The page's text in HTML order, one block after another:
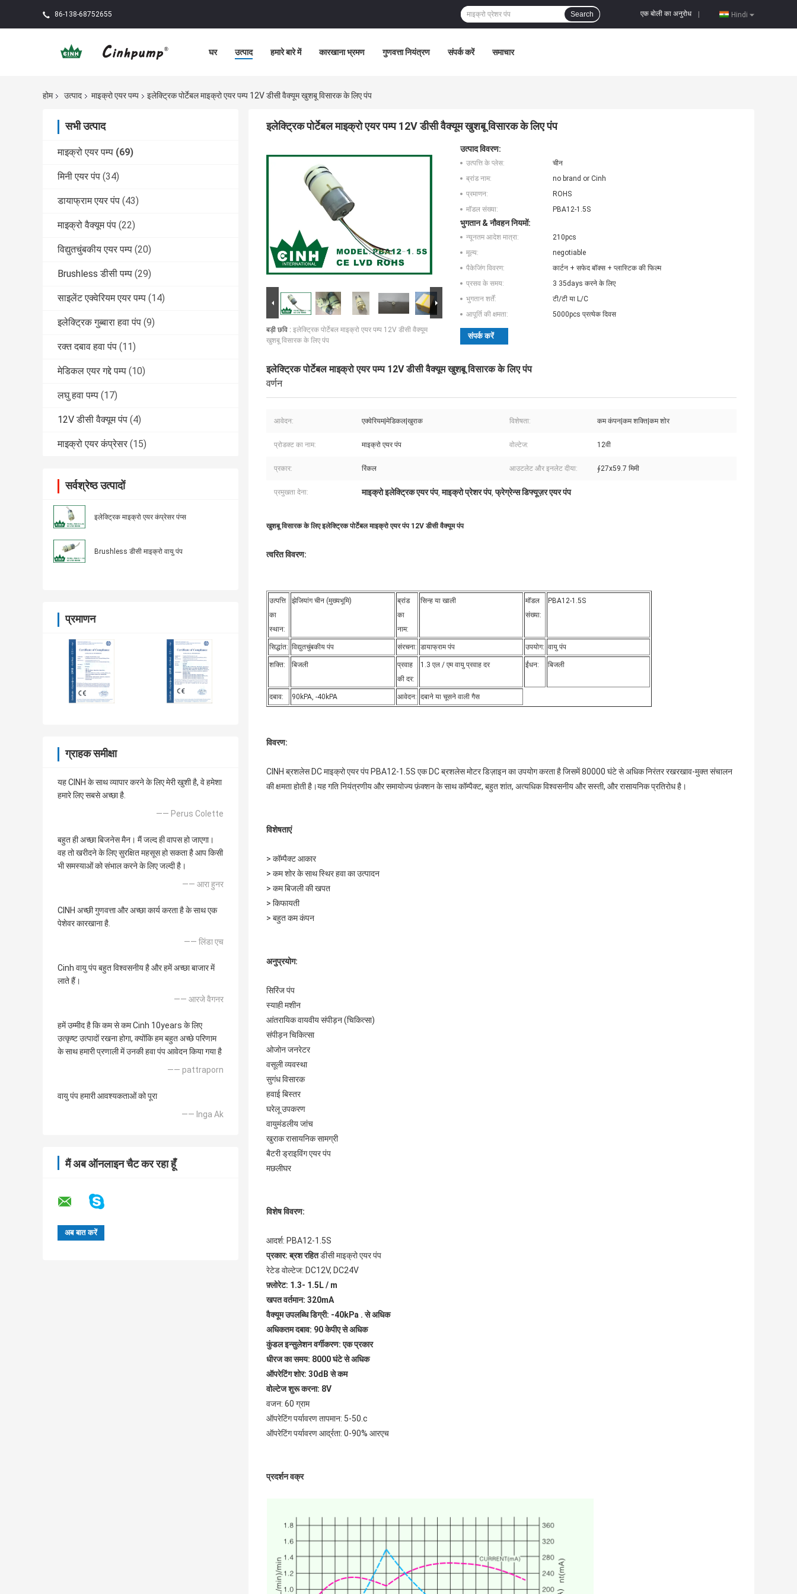
86-138-68752655 Hindi
एक बोली का अनुरोध
Search
घर उत्पाद हमारे बारे में कारखाना भ्रमण गुणवत्ता नियंत्रण संपर्क करें समाचार
होम उत्पाद माइक्रो एयर पम्प इलेक्ट्रिक पोर्टेबल माइक्रो एयर पम्प 12V डीसी वैक्यूम खुशबू विसारक के लिए पंप
सभी उत्पाद
माइक्रो एयर पम्प (69)
मिनी एयर पंप (34)
डायाफ्राम एयर पंप (43)
माइक्रो वैक्यूम पंप (22)
विद्युतचुंबकीय एयर पम्प (20)
Brushless डीसी पम्प (29)
साइलेंट एक्वेरियम एयर पम्प (14)
इलेक्ट्रिक गुब्बारा हवा पंप (9)
रक्त दबाव हवा पंप (11)
मेडिकल एयर गद्दे पम्प (10)
लघु हवा पम्प (17)
12V डीसी वैक्यूम पंप (4)
माइक्रो एयर कंप्रेसर (15)
सर्वश्रेष्ठ उत्पादों
इलेक्ट्रिक माइक्रो एयर कंप्रेसर पंप्स
Brushless डीसी माइक्रो वायु पंप
प्रमाणन
ग्राहक समीक्षा
यह CINH के साथ व्यापार करने के लिए मेरी खुशी है, वे हमेशा
हमारे लिए सबसे अच्छा है.
—— Perus Colette
बहुत ही अच्छा बिजनेस मैन। मैं जल्द ही वापस हो जाएगा।
वह तो खरीदने के लिए सुरक्षित महसूस हो सकता है आप किसी
भी समस्याओं को संभाल करने के लिए जल्दी है।
—— आरा हुनर
CINH अच्छी गुणवत्ता और अच्छा कार्य करता है के साथ एक
पेशेवर कारखाना है.
—— लिंडा एच
Cinh वायु पंप बहुत विश्वसनीय है और हमें अच्छा बाजार में
लाते हैं।
—— आरजे वैगनर
हमें उम्मीद है कि कम से कम Cinh 10years के लिए
उत्कृष्ट उत्पादों रखना होगा, क्योंकि हम बहुत अच्छे परिणाम
के साथ हमारी प्रणाली में उनकी हवा पंप आवेदन किया गया है
—— pattraporn
वायु पंप हमारी आवश्यकताओं को पूरा
—— Inga Ak
मैं अब ऑनलाइन चैट कर रहा हूँ
इलेक्ट्रिक पोर्टेबल माइक्रो एयर पम्प 12V डीसी वैक्यूम खुशबू विसारक के लिए पंप
बड़ी छवि : इलेक्ट्रिक पोर्टेबल माइक्रो एयर पम्प 12V डीसी वैक्यूम
खुशबू विसारक के लिए पंप
उत्पाद विवरण:
उत्पत्ति के प्लेस:
चीन
ब्रांड नाम:
no brand or Cinh
प्रमाणन:
ROHS
मॉडल संख्या:
PBA12-1.5S
भुगतान & नौवहन नियमों:
न्यूनतम आदेश मात्रा:
210pcs
मूल्य:
negotiable
पैकेजिंग विवरण:
कार्टन + सफेद बॉक्स + प्लास्टिक की फिल्म
प्रसव के समय:
3 35days करने के लिए
भुगतान शर्तें:
टी/टी या L/C
आपूर्ति की क्षमता:
5000pcs प्रत्येक दिवस
संपर्क करें
इलेक्ट्रिक पोर्टेबल माइक्रो एयर पम्प 12V डीसी वैक्यूम खुशबू विसारक के लिए पंप
वर्णन
आवेदन: एक्वेरियम|मेडिकल|खुराक विशेषता: कम कंपन|कम शक्ति|कम शोर
प्रोडक्ट का नाम: माइक्रो एयर पंप वोल्टेज: 12वी
प्रकार: रिंकल आउटलेट और इनलेट दीया: ∮27x59.7 मिमी
प्रमुखता देना: माइक्रो इलेक्ट्रिक एयर पंप,माइक्रो प्रेशर पंप,फ्रेग्रेन्स डिफ्यूज़र एयर पंप
खुशबू विसारक के लिए इलेक्ट्रिक पोर्टेबल माइक्रो एयर पंप 12V डीसी वैक्यूम पंप
त्वरित विवरण:
उत्पत्ति
का
स्थान:
झेजियांग चीन (मुख्यभूमि)
ब्रांड
का
नाम:
सिन्ह या खाली
मॉडल
संख्या:
PBA12-1.5S
सिद्धांत: विद्युतचुंबकीय पंप संरचना: डायाफ्राम पंप उपयोग: वायु पंप
शक्ति: बिजली
प्रवाह
की दर:
1.3 एल / एम वायु प्रवाह दर ईंधन: बिजली
दबाव: 90kPA, -40kPA आवेदन: दबाने या चूसने वाली गैस
विवरण:
CINH ब्रशलेस DC माइक्रो एयर पंप PBA12-1.5S एक DC ब्रशलेस मोटर डिज़ाइन का उपयोग करता है जिसमें 80000 घंटे से अधिक निरंतर रखरखाव-मुक्त संचालन
की क्षमता होती है।यह गति नियंत्रणीय और समायोज्य फ़ंक्शन के साथ कॉम्पैक्ट, बहुत शांत, अत्यधिक विश्वसनीय और सस्ती, और रासायनिक प्रतिरोध है।
विशेषताएं
> कॉम्पैक्ट आकार
> कम शोर के साथ स्थिर हवा का उत्पादन
> कम बिजली की खपत
> किफायती
> बहुत कम कंपन
अनुप्रयोग:
सिरिंज पंप
स्याही मशीन
आंतरायिक वायवीय संपीड़न (चिकित्सा)
संपीड़न चिकित्सा
ओजोन जनरेटर
वसूली व्यवस्था
सुगंध विसारक
हवाई बिस्तर
घरेलू उपकरण
वायुमंडलीय जांच
खुराक रासायनिक सामग्री
बैटरी ड्राइविंग एयर पंप
मछलीघर
विशेष विवरण:
आदर्श: PBA12-1.5S
प्रकार: ब्रश रहितडीसी माइक्रो एयर पंप
रेटेड वोल्टेज: DC12V, DC24V
फ़्लोरेट: 1.3- 1.5L / m
खपत वर्तमान: 320mA
वैक्यूम उपलब्धि डिग्री: -40kPa . से अधिक
अधिकतम दबाव: 90 केपीए से अधिक
कुंडल इन्सुलेशन वर्गीकरण: एक प्रकार
धीरज का समय: 8000 घंटे से अधिक
ऑपरेटिंग शोर: 30dB से कम
वोल्टेज शुरू करना: 8V
वजन: 60 ग्राम
ऑपरेटिंग पर्यावरण तापमान: 5-50.c
ऑपरेटिंग पर्यावरण आर्द्रता: 0-90% आरएच
प्रदर्शन वक्र